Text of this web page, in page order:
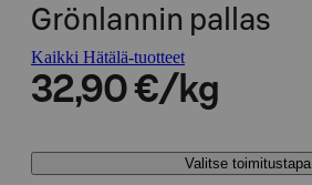
Grönlannin pallas
Kaikki Hätälä-tuotteet
32,90 €/kg
Valitse toimitustapa